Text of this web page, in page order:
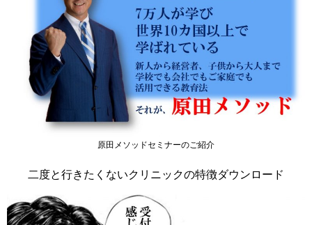
原田メソッドセミナーのご紹介
二度と行きたくないクリニックの特徴ダウンロード